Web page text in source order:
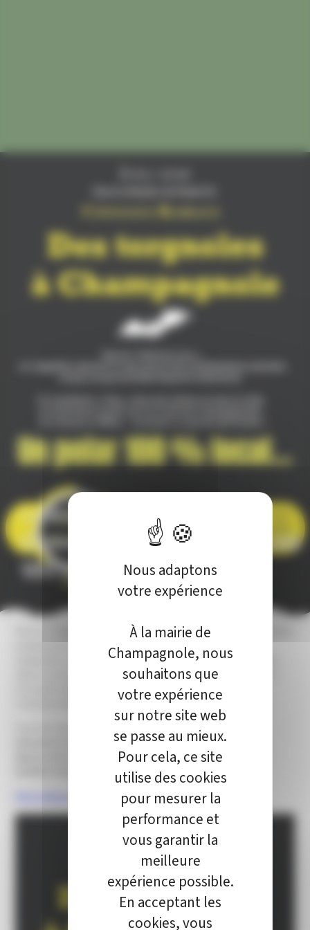
« DES TORGNOLES À
CHAMPAGNOLE » UN POLAR
100% LOCAL ….
Dans la « Perle du Jura », on s’apprête à donner le coup d’envoi des
manifestations estivales lorsqu’une personnalité disparaît
subitement. Un mystérieux «Bug» sème des indices à travers la
ville et commence à jouer avec les nerf des Champagnolais. Ce
n’est qu’un début… La tension n’a pas fini de monter.
Librairie Le Domaine des Murmures
Maison de la Presse – Champagnole
HYPER U Champagnole – Le Village U
Nous adaptons
votre expérience
À la mairie de
Champagnole, nous
souhaitons que
votre expérience
sur notre site web
se passe au mieux.
Pour cela, ce site
utilise des cookies
pour mesurer la
performance et
vous garantir la
meilleure
expérience possible.
En acceptant les
cookies, vous